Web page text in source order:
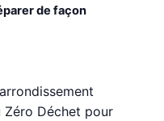
de façon
Zéro Déchet pour